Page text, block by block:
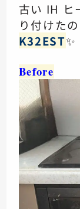
古い IH ヒ
り付けた
K32EST✨
Before